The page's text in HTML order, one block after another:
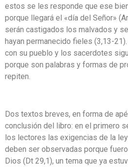
estos se les responde que ese
porque llegará el «día del Señor»
serán castigados los malvados y
hayan permanecido fieles (3,13-
con su pueblo y los sacerdotes
porque son palabras y formas de
repiten.
Dos textos breves, en forma de
conclusión del libro: en el primero
los lectores las exigencias de la
deben ser observadas porque
Dios (Dt 29,1), un tema que ya